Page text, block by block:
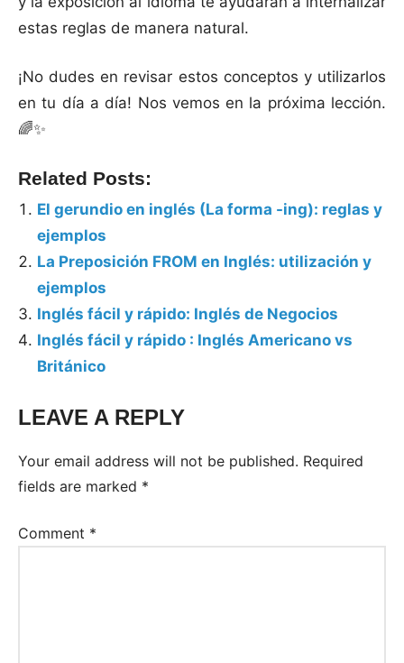
estas reglas de manera natural.
¡No dudes en revisar estos conceptos y utilizarlos
en tu día a día! Nos vemos en la próxima lección.
🌈✨
Related Posts:
El gerundio en inglés (La forma -ing): reglas y
ejemplos
La Preposición FROM en Inglés: utilización y
ejemplos
Inglés fácil y rápido: Inglés de Negocios
Inglés fácil y rápido : Inglés Americano vs
Británico
LEAVE A REPLY
Your email address will not be published. Required
fields are marked *
Comment *